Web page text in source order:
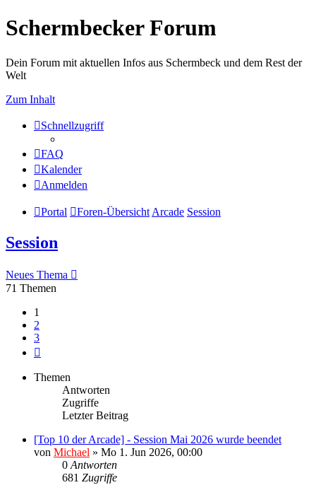
Schermbecker Forum
Dein Forum mit aktuellen Infos aus Schermbeck und dem Rest der
Welt
Zum Inhalt
Schnellzugriff
FAQ
Kalender
Anmelden
Portal Foren-Übersicht Arcade Session
Session
Neues Thema
71 Themen
1
2
3
Themen
Antworten
Zugriffe
Letzter Beitrag
[Top 10 der Arcade] - Session Mai 2026 wurde beendet
von Michael » Mo 1. Jun 2026, 00:00
0 Antworten
681 Zugriffe